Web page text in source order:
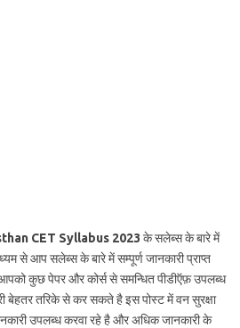
CET Syllabus 2023 के सलेब्स के बारे में
से आप सलेब्स के बारे में सम्पूर्ण जानकारी प्राप्त
कुछ पेपर और कोर्स से समन्धित पीडीऍफ़ उपलब्ध
बेहतर तरिके से कर सकते है इस पोस्ट में वन सुरक्षा
उपलब्ध करवा रहे है और अधिक जानकारी के